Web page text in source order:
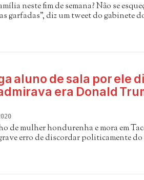
neste fim de semana? Não se
garfadas", diz um tweet do gabinete
aluno de sala por ele
era Donald
de mulher hondurenha e mora em
erro de discordar politicamente do